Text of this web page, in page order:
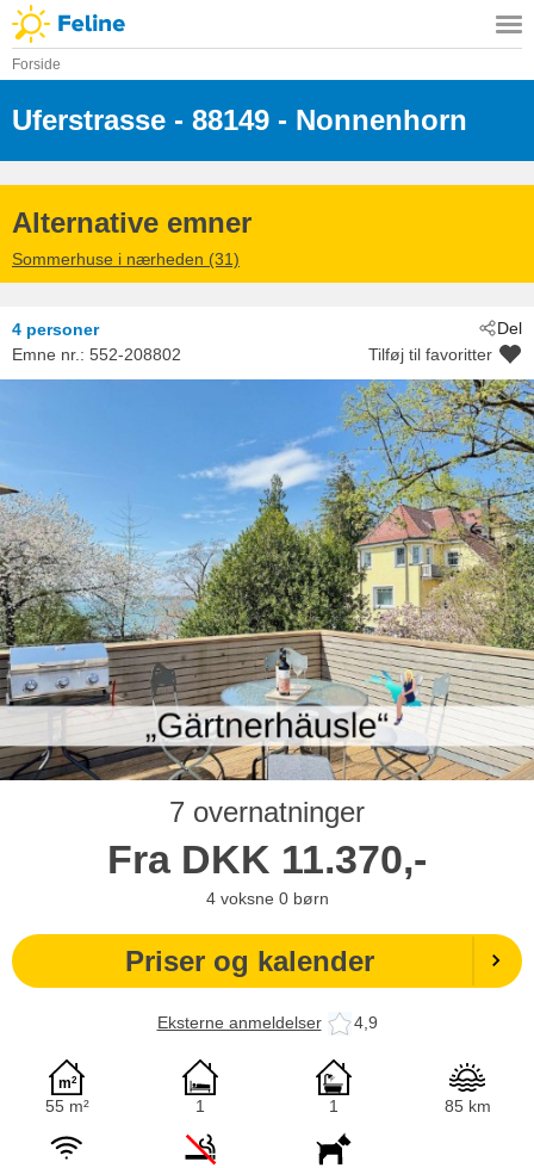
Forside
Uferstrasse - 88149 - Nonnenhorn
Alternative emner
Sommerhuse i nærheden (31)
Del
4 personer
Emne nr.: 552-208802 Tilføj til favoritter
7 overnatninger
Fra DKK 11.370,-
4 voksne 0 børn
Priser og kalender
Eksterne anmeldelser 4,9
55 m² 1 1 85 km